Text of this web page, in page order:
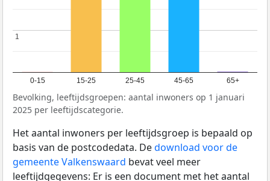
0-15 15-25 25-45 45-65 65+
1
1
Bevolking, leeftijdsgroepen: aantal inwoners op 1 januari
2025 per leeftijdscategorie.
Het aantal inwoners per leeftijdsgroep is bepaald op
basis van de postcodedata. Dedownload voor de
gemeente Valkenswaard bevat veel meer
leeftijdgegevens: Er is een document met het aantal